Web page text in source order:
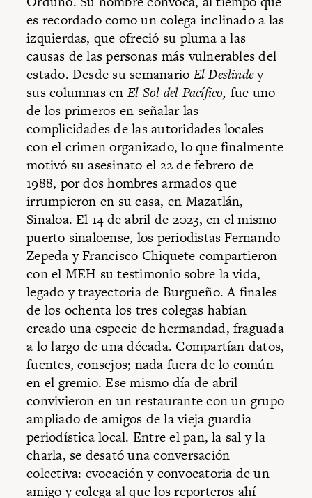
es recordado como un colega inclinado a las
izquierdas, que ofreció su pluma a las
causas de las personas más vulnerables del
estado. Desde su semanario El Deslindey
sus columnas en El Sol del Pacífico, fue uno
de los primeros en señalar las
complicidades de las autoridades locales
con el crimen organizado, lo que finalmente
motivó su asesinato el 22 de febrero de
1988, por dos hombres armados que
irrumpieron en su casa, en Mazatlán,
Sinaloa. El 14 de abril de 2023, en el mismo
puerto sinaloense, los periodistas Fernando
Zepeda y Francisco Chiquete compartieron
con el MEH su testimonio sobre la vida,
legado y trayectoria de Burgueño. A finales
de los ochenta los tres colegas habían
creado una especie de hermandad, fraguada
a lo largo de una década. Compartían datos,
fuentes, consejos; nada fuera de lo común
en el gremio. Ese mismo día de abril
convivieron en un restaurante con un grupo
ampliado de amigos de la vieja guardia
periodística local. Entre el pan, la sal y la
charla, se desató una conversación
colectiva: evocación y convocatoria de un
amigo y colega al que los reporteros ahí